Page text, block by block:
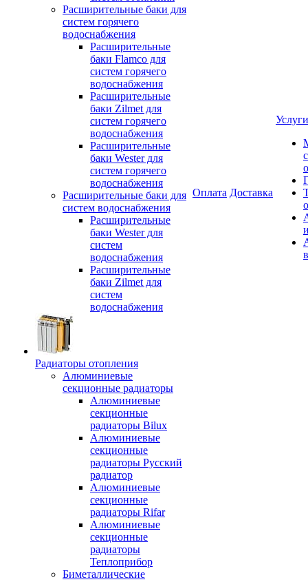
Расширительные баки для
систем горячего
водоснабжения
Расширительные
баки Flamco для
систем горячего
водоснабжения
Расширительные
баки Zilmet для
систем горячего
водоснабжения
Расширительные
баки Wester для
систем горячего
водоснабжения
Расширительные баки для
систем водоснабжения
Расширительные
баки Wester для
систем
водоснабжения
Расширительные
баки Zilmet для
систем
водоснабжения
Радиаторы отопления
Алюминиевые
секционные радиаторы
Алюминиевые
секционные
радиаторы Bilux
Алюминиевые
секционные
радиаторы Русский
радиатор
Алюминиевые
секционные
радиаторы Rifar
Алюминиевые
секционные
радиаторы
Теплоприбор
Биметаллические
Оплата Доставка
Услуги